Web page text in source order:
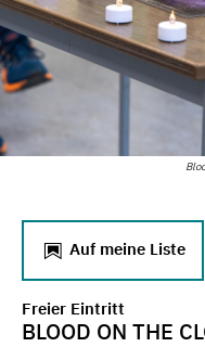
Auf meine Liste
Freier Eintritt
BLOOD ON THE